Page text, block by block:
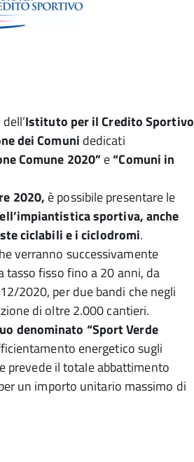
Istituto per il Credito Sportivo
dei Comuni dedicati
Comune 2020”e“Comuni in
2020, è possibile presentare le
sportiva, anche
ciclabili e i ciclodromi.
verranno successivamente
tasso fisso fino a 20 anni, da
2020, per due bandi che negli
di oltre 2.000 cantieri.
denominato “Sport Verde
energetico sugli
prevede il totale abbattimento
un importo unitario massimo di